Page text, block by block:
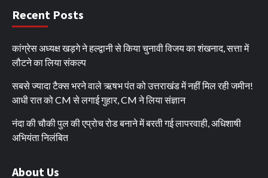
Recent Posts
कांग्रेस अध्यक्ष खड़गे ने हल्द्वानी से किया चुनावी विजय का शंखनाद, सत्ता में
लौटने का लिया संकल्प
सबसे ज्यादा टैक्स भरने वाले ऋषभ पंत को उत्तराखंड में नहीं मिल रही जमीन!
आधी रात को CM से लगाई गुहार, CM ने लिया संज्ञान
नंदा की चौकी पुल की एप्रोच रोड बनाने में बरती गई लापरवाही, अधिशाषी
अभियंता निलंबित
About Us